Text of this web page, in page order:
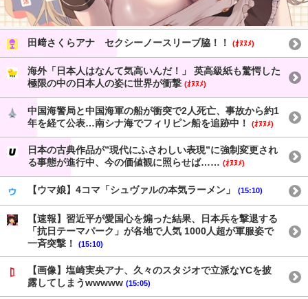
田﨑さくらアナ セクシーノースリーブ脇！！ (ｵﾇﾇﾒ)
海外「日本人はなんて気高いんだ！」 英高級紙も驚愕した
極限の中の日本人の姿に世界が衝撃 (ｵﾇﾇﾒ)
中国海警局と中国海軍の船が衝突で2人死亡、事故から約1
年を経て公表…南シナ海でフィリピン船を追跡中！
(ｵﾇﾇﾒ)
日本の古典作品が”現代にふさわしい表現”に強制変更され
る事態が進行中、今の価値観に照らせば…… (ｵﾇﾇﾒ)
【ウマ娘】4コマ「シュヴァルの本気ラーメン」 (15:10)
【速報】習近平が愛国心を煽った結果、日本兵を撃退する
「抗日テーマパーク」が各地で人気 1000人超が軍服姿で
一斉突撃！
(15:10)
【画像】塩崎実央アナ、久々のスタジオで立派なYCを披
露してしまうwwwww (15:05)